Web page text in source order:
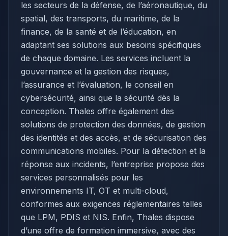
les secteurs de la défense, de l’aéronautique, du
spatial, des transports, du maritime, de la
finance, de la santé et de l’éducation, en
adaptant ses solutions aux besoins spécifiques
de chaque domaine. Les services incluent la
gouvernance et la gestion des risques,
l’assurance et l’évaluation, le conseil en
cybersécurité, ainsi que la sécurité dès la
conception. Thales offre également des
solutions de protection des données, de gestion
des identités et des accès, et de sécurisation des
communications mobiles. Pour la détection et la
réponse aux incidents, l’entreprise propose des
services personnalisés pour les
environnements IT, OT et multi-cloud,
conformes aux exigences réglementaires telles
que LPM, PDIS et NIS. Enfin, Thales dispose
d’une offre de formation immersive, avec des